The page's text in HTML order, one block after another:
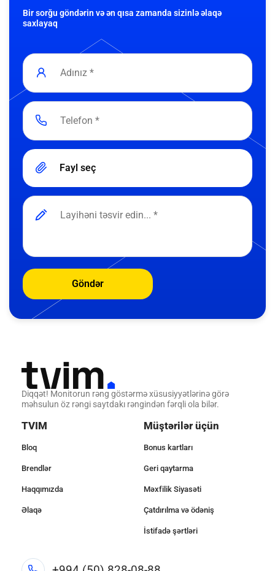
Bir sorğu göndərin və ən qısa zamanda sizinlə əlaqə
saxlayaq
Fayl seç
Göndər
Diqqət! Monitorun rəng göstərmə xüsusiyyətlərinə görə
məhsulun öz rəngi saytdakı rəngindən fərqli ola bilər.
TVIM
Bloq
Brendlər
Haqqımızda
Əlaqə
Müştərilər üçün
Bonus kartları
Geri qaytarma
Məxfilik Siyasəti
Çatdırılma və ödəniş
İstifadə şərtləri